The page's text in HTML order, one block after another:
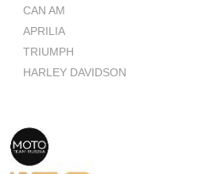
CAN AM
APRILIA
TRIUMPH
HARLEY DAVIDSON